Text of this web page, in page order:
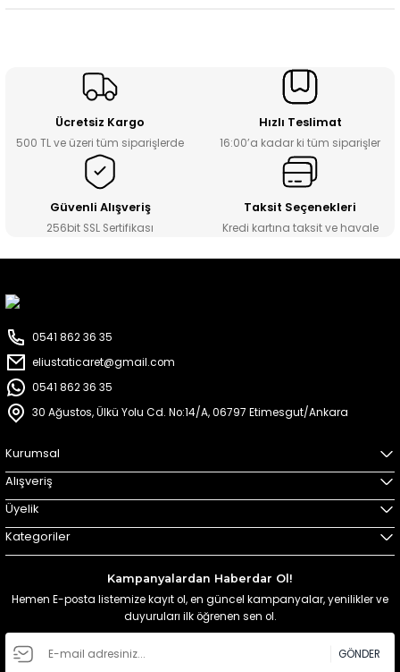
Ücretsiz Kargo
500 TL ve üzeri tüm siparişlerde
Hızlı Teslimat
16:00’a kadar ki tüm siparişler
Güvenli Alışveriş
256bit SSL Sertifikası
Taksit Seçenekleri
Kredi kartına taksit ve havale
0541 862 36 35
eliustaticaret@gmail.com
0541 862 36 35
30 Ağustos, Ülkü Yolu Cd. No:14/A, 06797 Etimesgut/Ankara
Kurumsal
Alışveriş
Üyelik
Kategoriler
Kampanyalardan Haberdar Ol!
Hemen E-posta listemize kayıt ol, en güncel kampanyalar, yenilikler ve
duyuruları ilk öğrenen sen ol.
GÖNDER